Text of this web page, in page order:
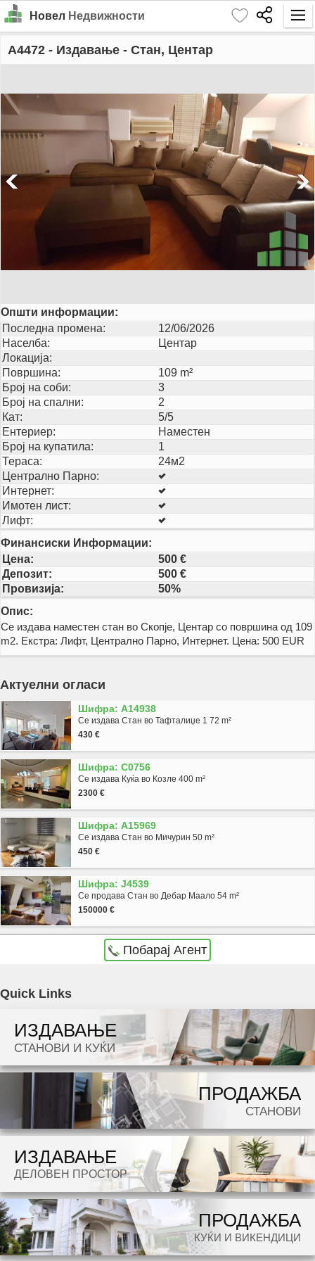
Новел Недвижности
Почетна
Продажба
Контакт
Најава
EN
GO!
A4472 - Издавање - Стан, Центар
Општи информации:
Последна промена:
12/06/2026
Населба:
Центар
Локација:
Површина:
109 m²
Број на соби:
3
Број на спални:
2
Кат:
5/5
Ентериер:
Наместен
Број на купатила:
1
Тераса:
24м2
Централно Парно:
Интернет:
Имотен лист:
Лифт:
Финансиски Информации:
Цена:
500 €
Депозит:
500 €
Провизија:
50%
Опис:
Се издава наместен стан во Скопје, Центар со површина од 109
m2. Екстра: Лифт, Централно Парно, Интернет. Цена: 500 EUR
Актуелни огласи
Шифра: A14938
Се издава Стан во Тафталиџе 1 72 m²
430 €
Шифра: C0756
Се издава Куќа во Козле 400 m²
2300 €
Шифра: A15969
Се издава Стан во Мичурин 50 m²
450 €
Шифра: J4539
Се продава Стан во Дебар Маало 54 m²
150000 €
Побарај Агент
Dokolku barate stan, kuka, deloven prostor ova e vistinskoto mesto da ja zapocnete vasata
Quick Links
ИЗДАВАЊЕ
СТАНОВИ И КУЌИ
ПРОДАЖБА
СТАНОВИ
ИЗДАВАЊЕ
ДЕЛОВЕН ПРОСТОР
ПРОДАЖБА
КУЌИ И ВИКЕНДИЦИ